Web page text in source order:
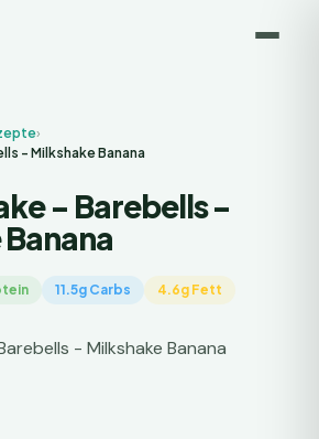
›
- Milkshake Banana
- Barebells -
11.5g Carbs 4.6g Fett